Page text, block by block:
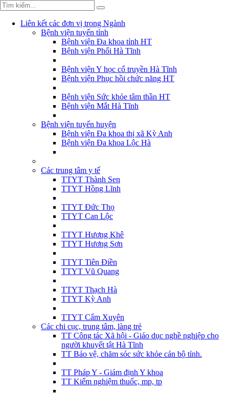
Liên kết các đơn vị trong Ngành
Bệnh viện tuyến tỉnh
Bệnh viện Đa khoa tỉnh HT
Bệnh viện Phổi Hà Tĩnh
Bệnh viện Y học cổ truyền Hà Tĩnh
Bệnh viện Phục hồi chức năng HT
Bệnh viện Sức khỏe tâm thần HT
Bệnh viện Mắt Hà Tĩnh
Bệnh viện tuyến huyện
Bệnh viện Đa khoa thị xã Kỳ Anh
Bệnh viện Đa khoa Lộc Hà
Các trung tâm y tế
TTYT Thành Sen
TTYT Hồng Lĩnh
TTYT Đức Thọ
TTYT Can Lộc
TTYT Hương Khê
TTYT Hương Sơn
TTYT Tiên Điền
TTYT Vũ Quang
TTYT Thạch Hà
TTYT Kỳ Anh
TTYT Cẩm Xuyên
Các chi cục, trung tâm, làng trẻ
TT Công tác Xã hội - Giáo dục nghề nghiệp cho
người khuyết tật Hà Tĩnh
TT Bảo vệ, chăm sóc sức khỏe cán bộ tỉnh.
TT Pháp Y - Giám định Y khoa
TT Kiểm nghiệm thuốc, mp, tp